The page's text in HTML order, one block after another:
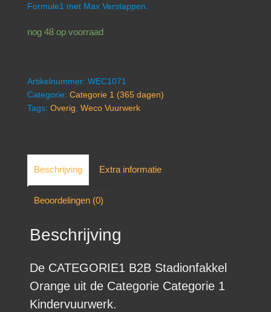
Formule1 met Max Verstappen.
nog 48 op voorraad
Artikelnummer: WEC1071
Categorie: Categorie 1 (365 dagen)
Tags: Overig Weco Vuurwerk
Beschrijving Extra informatie
Beoordelingen (0)
Beschrijving
De CATEGORIE1 B2B Stadionfakkel
Orange uit de Categorie Categorie 1
Kindervuurwerk.